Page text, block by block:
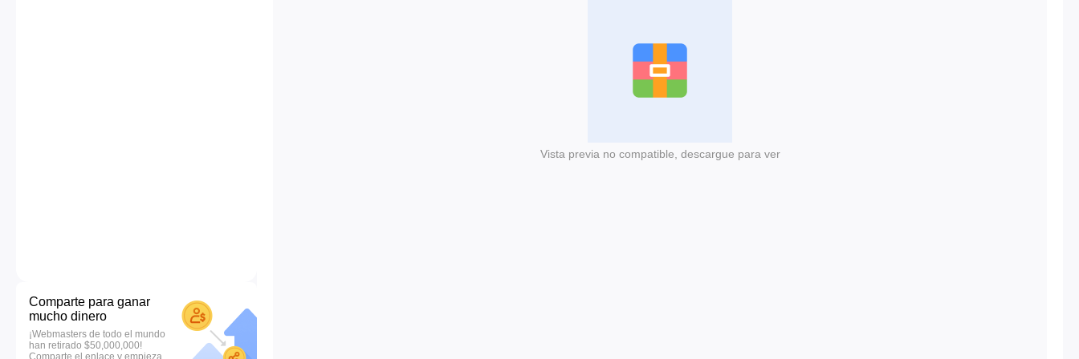
Comparte para ganar
mucho dinero
¡Webmasters de todo el mundo
han retirado $50,000,000!
Comparte el enlace y empieza
Vista previa no compatible, descargue para ver